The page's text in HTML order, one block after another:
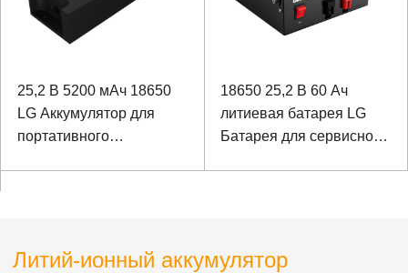
25,2 В 5200 мАч 18650
LG Аккумулятор для
портативного
18650 25,2 В 60 Ач
литиевая батарея LG
Батарея для сервисного
Литий-ионный аккумулятор